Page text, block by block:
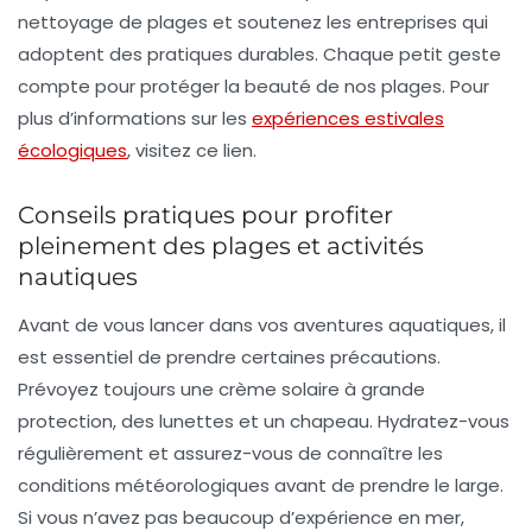
nettoyage de plages et soutenez les entreprises qui
adoptent des pratiques durables. Chaque petit geste
compte pour protéger la beauté de nos plages. Pour
plus d’informations sur les expériences estivales
écologiques, visitez ce lien.
Conseils pratiques pour profiter
pleinement des plages et activités
nautiques
Avant de vous lancer dans vos aventures aquatiques, il
est essentiel de prendre certaines précautions.
Prévoyez toujours une crème solaire à grande
protection, des lunettes et un chapeau. Hydratez-vous
régulièrement et assurez-vous de connaître les
conditions météorologiques avant de prendre le large.
Si vous n’avez pas beaucoup d’expérience en mer,